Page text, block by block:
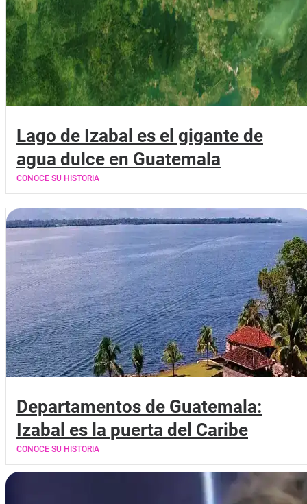
Lago de Izabal es el gigante de
agua dulce en Guatemala
CONOCE SU HISTORIA
Departamentos de Guatemala:
Izabal es la puerta del Caribe
CONOCE SU HISTORIA